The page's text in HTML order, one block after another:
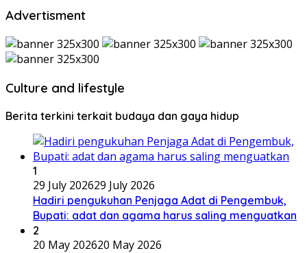
Advertisment
Culture and lifestyle
Berita terkini terkait budaya dan gaya hidup
1
29 July 202629 July 2026
Hadiri pengukuhan Penjaga Adat di Pengembuk,
Bupati: adat dan agama harus saling menguatkan
2
20 May 202620 May 2026